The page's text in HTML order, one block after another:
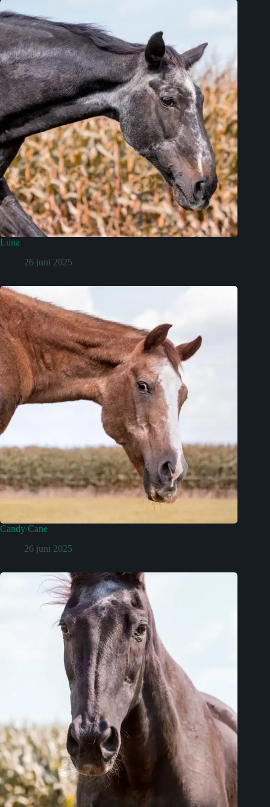
Luna
26 juni 2025
Candy Cane
26 juni 2025